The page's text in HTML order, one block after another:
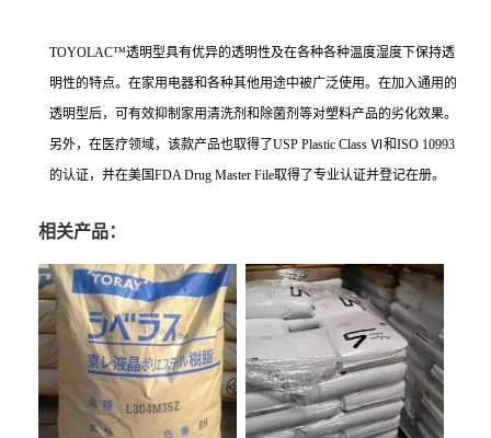
TOYOLAC™透明型具有优异的透明性及在各种各种温度湿度下保持透
明性的特点。在家用电器和各种其他用途中被广泛使用。在加入通用的
透明型后，可有效抑制家用清洗剂和除菌剂等对塑料产品的劣化效果。
另外，在医疗领域，该款产品也取得了USP Plastic Class Ⅵ和ISO 10993
的认证，并在美国FDA Drug Master File取得了专业认证并登记在册。
相关产品：